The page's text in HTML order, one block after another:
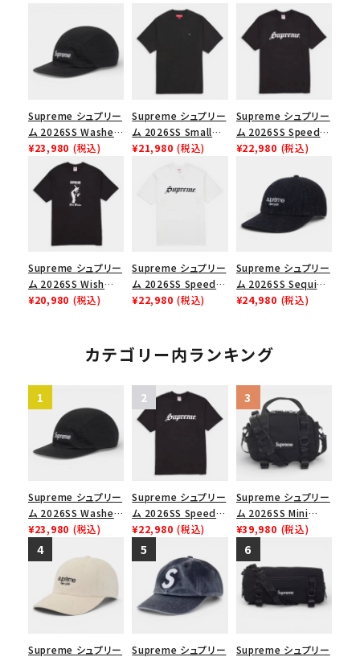
Supreme シュプリー
ム 2026SS Washed
Chino Twill Camp
Cap ウォッシュド チ
ノツイル キャンプキャ
ップ ブラック
¥23,980 (税込)
Supreme シュプリー
ム 2026SS Small
Box Tee スモールボ
¥21,980 (税込)
Supreme シュプリー
ム 2026SS Speed
Tee スピードTシャツ
¥22,980 (税込)
Supreme シュプリー
ム 2026SS Wish
Tee ウィッシュTシ
¥20,980 (税込)
Supreme シュプリー
ム 2026SS Speed
Tee スピードTシャツ
¥22,980 (税込)
Supreme シュプリー
ム 2026SS Sequin
Denim Classic
シックロゴ 6パネルキ
ャップ ブラック
¥24,980 (税込)
カテゴリー内ランキング
Supreme シュプリー
ム 2026SS Washed
Chino Twill Camp
Cap ウォッシュド チ
ノツイル キャンプキャ
ップ ブラック
¥23,980 (税込)
Supreme シュプリー
ム 2026SS Speed
Tee スピードTシャツ
ブラック
¥22,980 (税込)
Supreme シュプリー
ム 2026SS Mini
Duffle Bag ミニダッ
フルバッグ ブラック
¥39,980 (税込)
Supreme シュプリー
Supreme シュプリー
Supreme シュプリー